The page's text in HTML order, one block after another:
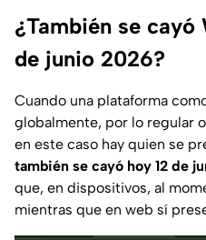
¿También se cayó
de junio 2026?
Cuando una plataforma
globalmente, por lo regular
en este caso hay quien se
también se cayó hoy 12 de
que, en dispositivos, al
mientras que en web sí